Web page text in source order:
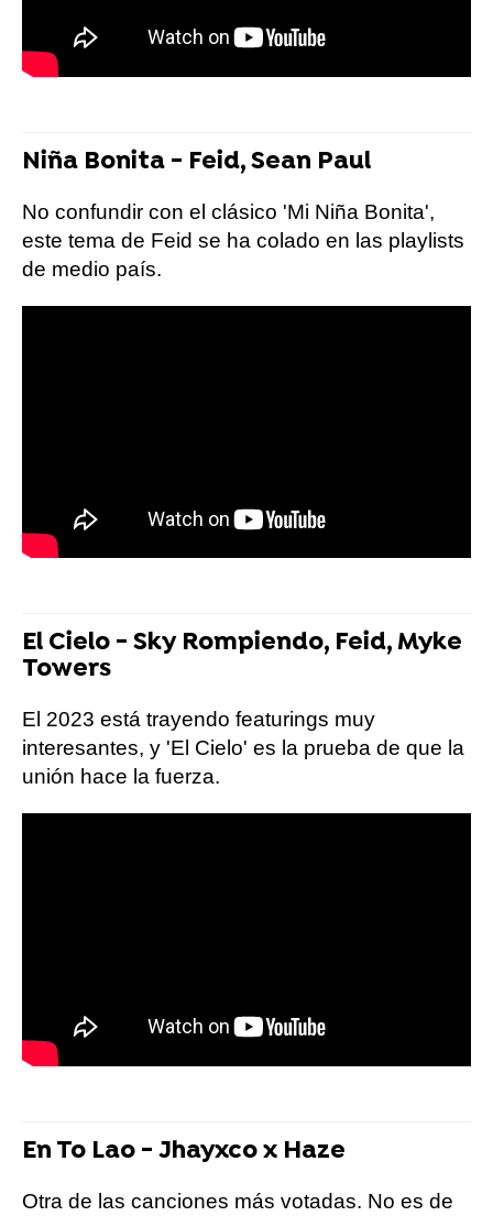
Niña Bonita - Feid, Sean Paul
No confundir con el clásico 'Mi Niña Bonita',
este tema de Feid se ha colado en las playlists
de medio país.
El Cielo - Sky Rompiendo, Feid, Myke
Towers
El 2023 está trayendo featurings muy
interesantes, y 'El Cielo' es la prueba de que la
unión hace la fuerza.
En To Lao - Jhayxco x Haze
Otra de las canciones más votadas. No es de